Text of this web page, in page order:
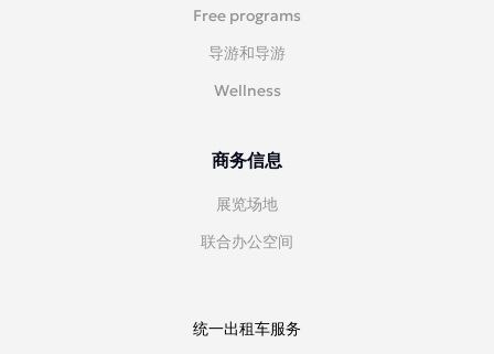
Free programs
导游和导游
Wellness
商务信息
展览场地
联合办公空间
统一出租车服务